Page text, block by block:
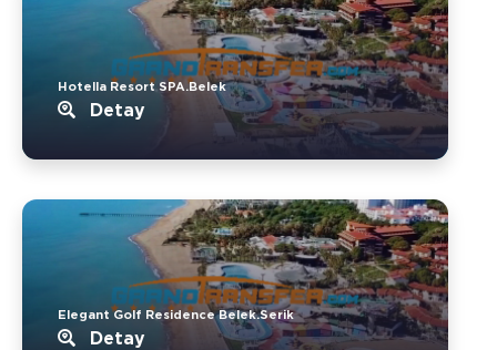
Hotella Resort SPA.Belek
Detay
Elegant Golf Residence Belek.Serik
Detay